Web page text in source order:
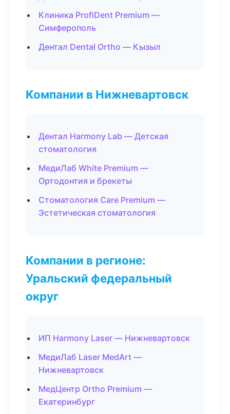
Клиника ProfiDent Premium —
Симферополь
Дентал Dental Ortho — Кызыл
Компании в Нижневартовск
Дентал Harmony Lab — Детская
стоматология
МедиЛаб White Premium —
Ортодонтия и брекеты
Стоматология Care Premium —
Эстетическая стоматология
Компании в регионе:
Уральский федеральный
округ
ИП Harmony Laser — Нижневартовск
МедиЛаб Laser MedArt —
Нижневартовск
МедЦентр Ortho Premium —
Екатеринбург